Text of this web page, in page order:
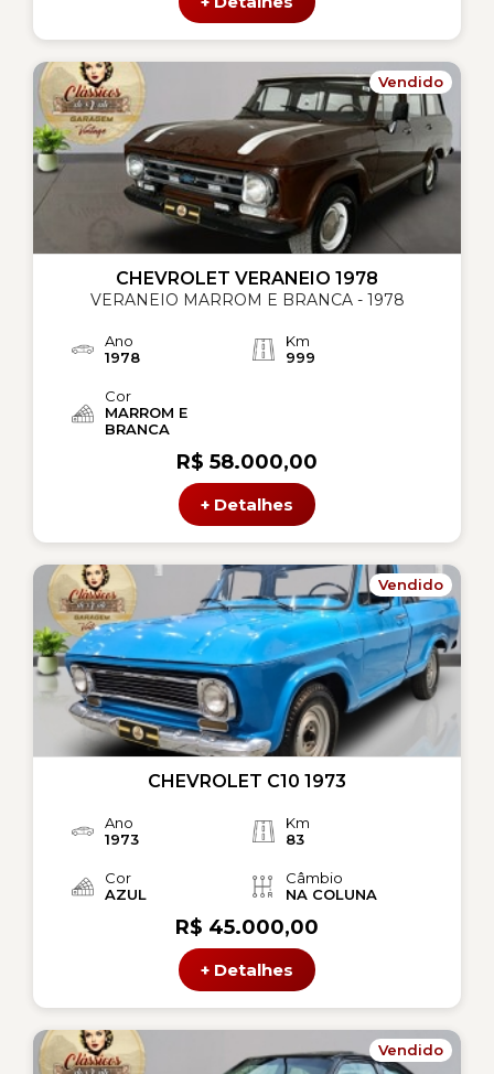
Vendido
CHEVROLET VERANEIO 1978
VERANEIO MARROM E BRANCA - 1978
Ano
1978
Km
999
Cor
MARROM E
BRANCA
R$ 58.000,00
+ Detalhes
Vendido
CHEVROLET C10 1973
Ano
1973
Km
83
Cor
AZUL
Câmbio
NA COLUNA
R$ 45.000,00
+ Detalhes
Vendido